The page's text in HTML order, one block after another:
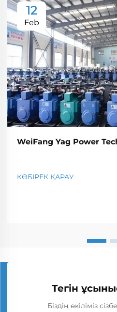
12
Feb
WeiFang Yag Power
КӨБІРЕК ҚАРАУ
Тегін
Біздің өкіліміз